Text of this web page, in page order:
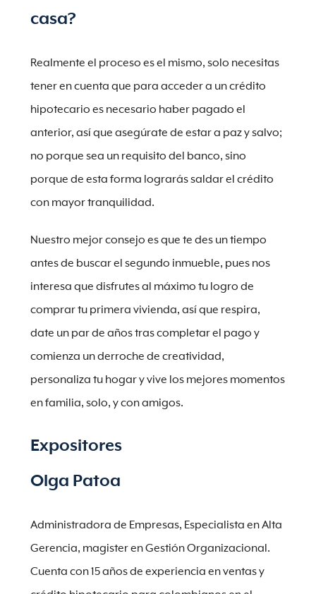
casa?
Realmente el proceso es el mismo, solo necesitas
tener en cuenta que para acceder a un crédito
hipotecario es necesario haber pagado el
anterior, así que asegúrate de estar a paz y salvo;
no porque sea un requisito del banco, sino
porque de esta forma lograrás saldar el crédito
con mayor tranquilidad.
Nuestro mejor consejo es que te des un tiempo
antes de buscar el segundo inmueble, pues nos
interesa que disfrutes al máximo tu logro de
comprar tu primera vivienda, así que respira,
date un par de años tras completar el pago y
comienza un derroche de creatividad,
personaliza tu hogar y vive los mejores momentos
en familia, solo, y con amigos.
Expositores
Olga Patoa
Administradora de Empresas, Especialista en Alta
Gerencia, magister en Gestión Organizacional.
Cuenta con 15 años de experiencia en ventas y